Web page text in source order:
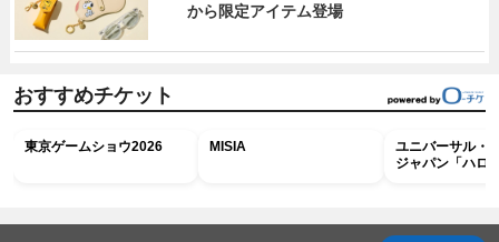
から限定アイテム登場
おすすめチケット
東京ゲームショウ2026 MISIA
ユニバーサル・
ジャパン「ハロ